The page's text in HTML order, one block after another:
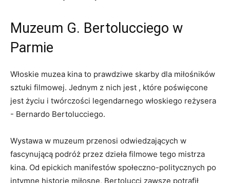
Muzeum G. Bertolucciego w
‌Parmie
Włoskie muzea kina ⁣to prawdziwe⁣ skarby dla miłośników
sztuki ⁢filmowej. Jednym⁢ z nich jest​ , które ⁤poświęcone
⁢jest życiu i⁤ twórczości ⁢legendarnego włoskiego ​reżysera
⁣-​ Bernardo Bertolucciego.
Wystawa w muzeum przenosi odwiedzających ⁣w
fascynującą podróż przez ‌dzieła filmowe tego mistrza
kina. Od epickich manifestów społeczno-politycznych po‌
intymne historie miłosne, Bertolucci zawsze‌ potrafił‌